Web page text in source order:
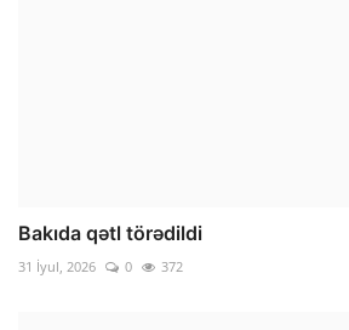
Bakıda qətl törədildi
31 İyul, 2026 0 372